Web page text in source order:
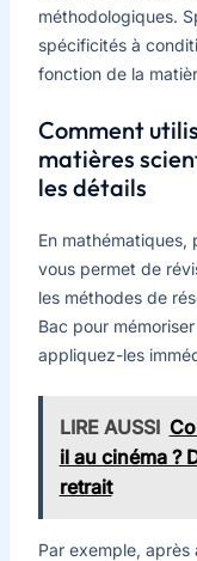
méthodologiques.
spécificités à
fonction de la
Comment
matières
les détails
En mathématiques,
vous permet de
les méthodes de
Bac pour
appliquez-les
LIRE AUSSI
il au cinéma ?
retrait
Par exemple,